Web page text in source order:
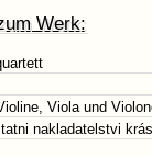
Werk:
Viola und
nakladatelstvi